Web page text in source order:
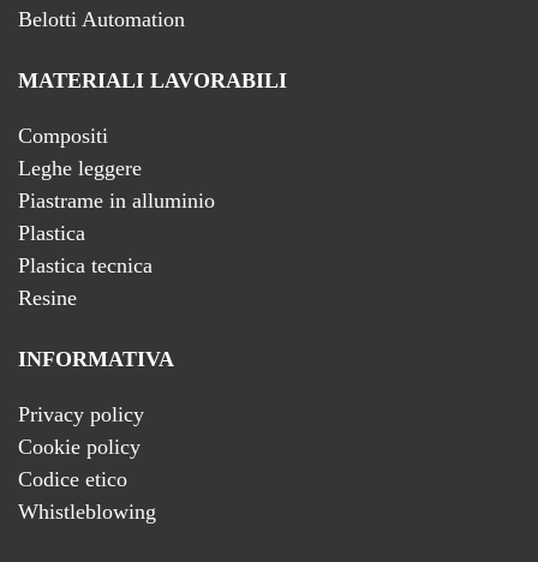
Belotti Automation
MATERIALI LAVORABILI
Compositi
Leghe leggere
Piastrame in alluminio
Plastica
Plastica tecnica
Resine
INFORMATIVA
Privacy policy
Cookie policy
Codice etico
Whistleblowing